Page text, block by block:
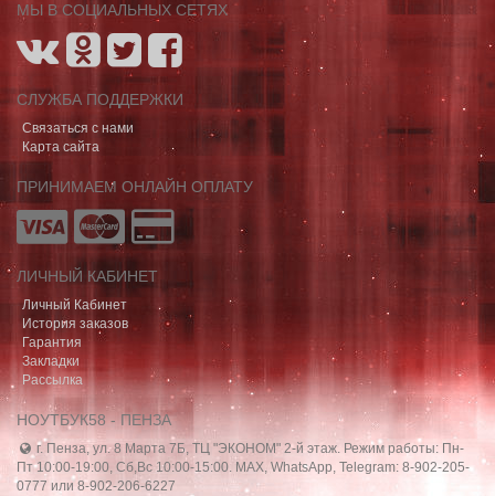
МЫ В СОЦИАЛЬНЫХ СЕТЯХ
СЛУЖБА ПОДДЕРЖКИ
Связаться с нами
Карта сайта
ПРИНИМАЕМ ОНЛАЙН ОПЛАТУ
ЛИЧНЫЙ КАБИНЕТ
Личный Кабинет
История заказов
Гарантия
Закладки
Рассылка
НОУТБУК58 - ПЕНЗА
г. Пенза, ул. 8 Марта 7Б, ТЦ "ЭКОНОМ" 2-й этаж. Режим работы: Пн-
Пт 10:00-19:00, Сб,Вс 10:00-15:00. MAX, WhatsApp, Telegram: 8-902-205-
0777 или 8-902-206-6227